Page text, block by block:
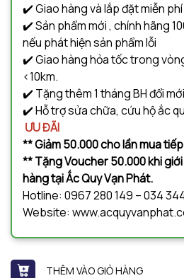
✔️ Giao hàng và lắp đặt miễn
✔️ Sản phẩm mới , chính hãng
nếu phát hiện sản phẩm lỗi
✔️ Giao hàng hỏa tốc trong
<10km.
✔️ Tặng thêm 1 tháng BH đổi
✔️ Hỗ trợ sửa chữa, cứu hộ ắc
ƯU ĐÃI
** Giảm 50.000 cho lần mua
** Tặng Voucher 50.000 khi
hàng tại Ắc Quy Vạn Phát.
Hotline: 0967 280 149 – 034
Website:
THÊM VÀO GIỎ HÀNG